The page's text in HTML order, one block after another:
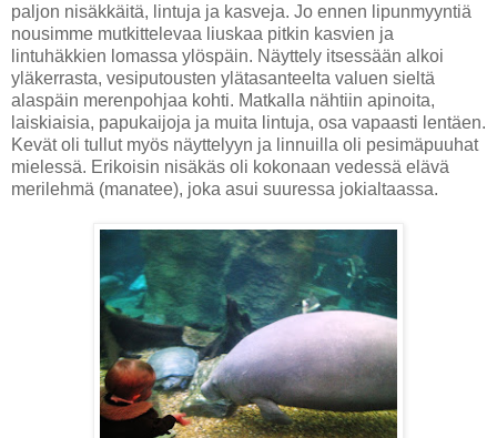
paljon nisäkkäitä, lintuja ja kasveja. Jo ennen lipunmyyntiä
nousimme mutkittelevaa liuskaa pitkin kasvien ja
lintuhäkkien lomassa ylöspäin. Näyttely itsessään alkoi
yläkerrasta, vesiputousten ylätasanteelta valuen sieltä
alaspäin merenpohjaa kohti. Matkalla nähtiin apinoita,
laiskiaisia, papukaijoja ja muita lintuja, osa vapaasti lentäen.
Kevät oli tullut myös näyttelyyn ja linnuilla oli pesimäpuuhat
mielessä. Erikoisin nisäkäs oli kokonaan vedessä elävä
merilehmä (manatee), joka asui suuressa jokialtaassa.